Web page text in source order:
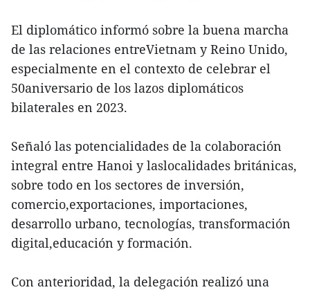
El diplomático informó sobre la buena marcha
de las relaciones entreVietnam y Reino Unido,
especialmente en el contexto de celebrar el
50aniversario de los lazos diplomáticos
bilaterales en 2023.
Señaló las potencialidades de la colaboración
integral entre Hanoi y laslocalidades británicas,
sobre todo en los sectores de inversión,
comercio,exportaciones, importaciones,
desarrollo urbano, tecnologías, transformación
digital,educación y formación.
Con anterioridad, la delegación realizó una